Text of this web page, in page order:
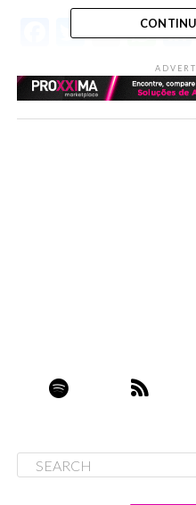
Facebook
Twitter
Email
ASSUNTOS RELACIONADOS: